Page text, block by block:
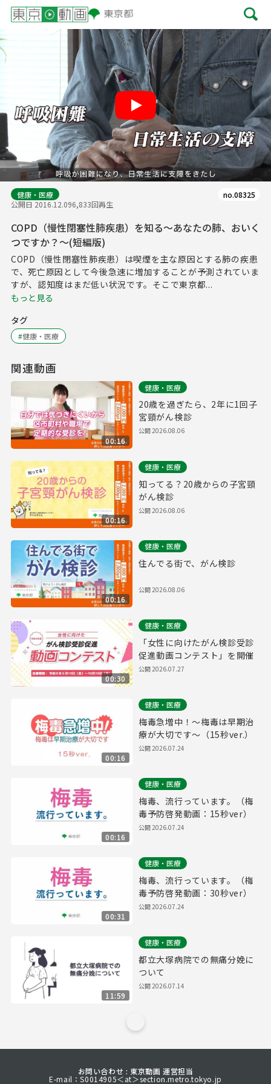
Play
健康・医療
公開日 2016.12.096,833回再生
no.08325
COPD（慢性閉塞性肺疾患）を知る～あなたの肺、おいく
つですか？～(短編版)
COPD（慢性閉塞性肺疾患）は喫煙を主な原因とする肺の疾患
で、死亡原因として今後急速に増加することが予測されていま
すが、認知度はまだ低い状況です。そこで東京都...
もっと見る
タグ
#健康・医療
関連動画
00:16
健康・医療
20歳を過ぎたら、2年に1回子
宮頸がん検診
公開2026.08.06
00:16
健康・医療
知ってる？20歳からの子宮頸
がん検診
公開2026.08.06
00:16
健康・医療
住んでる街で、がん検診
公開2026.08.06
00:30
健康・医療
「女性に向けたがん検診受診
促進動画コンテスト」を開催
公開2026.07.27
00:16
健康・医療
梅毒急増中！～梅毒は早期治
療が大切です～（15秒ver.）
公開2026.07.24
00:16
健康・医療
梅毒、流行っています。（梅
毒予防啓発動画：15秒ver）
公開2026.07.24
00:31
健康・医療
梅毒、流行っています。（梅
毒予防啓発動画：30秒ver）
公開2026.07.24
11:59
健康・医療
都立大塚病院での無痛分娩に
ついて
公開2026.07.14
お問い合わせ : 東京動画 運営担当
E-mail：S0014905＜at＞section.metro.tokyo.jp